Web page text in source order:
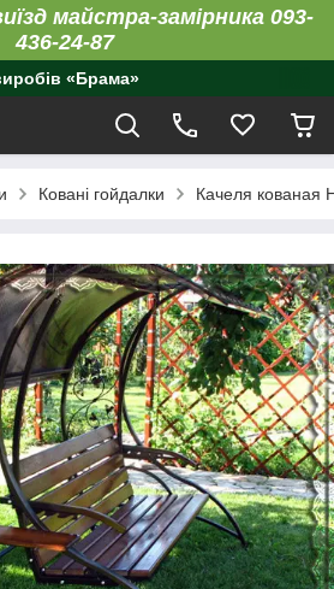
майстра-замірника 093-
436-24-87
«Брама»
Ковані гойдалки Качеля кованая